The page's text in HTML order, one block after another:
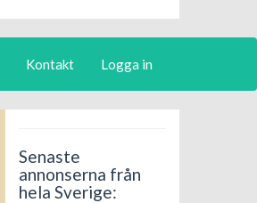
Kontakt Logga in
Senaste
annonserna från
hela Sverige: